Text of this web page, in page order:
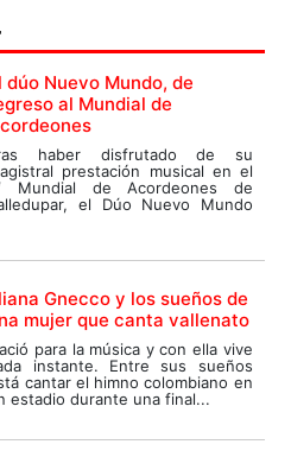
dúo Nuevo Mundo, de
al Mundial de
haber disfrutado de su
prestación musical en el
Mundial de Acordeones de
el Dúo Nuevo Mundo
Gnecco y los sueños de
mujer que canta vallenato
para la música y con ella vive
instante. Entre sus sueños
cantar el himno colombiano en
estadio durante una final...